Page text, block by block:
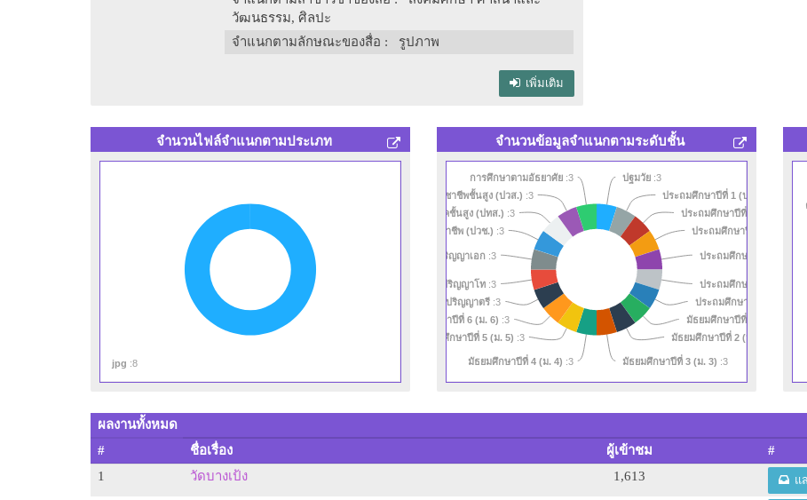
วัฒนธรรม, ศิลปะ
จำแนกตามลักษณะของสื่อ : รูปภาพ
เพิ่มเติม
จำนวนไฟล์จำแนกตามประเภท
jpg :8
จำนวนข้อมูลจำแนกตามระดับชั้น
ปฐมวัย :3
ประถมศึกษาปีที่ 1 (ป. 1)
ประถมศึกษาปีที่ 2 (ป. 2)
ประถมศึกษาปีที่ 3 (ป. 3)
ประถมศึกษาปีที่ 4 (ป. 4)
ประถมศึกษาปีที่ 5 (ป. 5)
ประถมศึกษาปีที่ 6 (ป. 6)
มัธยมศึกษาปีที่ 1 (ม. 1)
มัธยมศึกษาปีที่ 2 (ม. 2)
มัธยมศึกษาปีที่ 3 (ม. 3) :3
มัธยมศึกษาปีที่ 4 (ม. 4) :3
มัธยมศึกษาปีที่ 5 (ม. 5) :3
มัธยมศึกษาปีที่ 6 (ม. 6) :3
ปริญญาตรี :3
ปริญญาโท :3
ปริญญาเอก :3
ประกาศนียบัตรวิชาชีพ (ปวช.) :3
ประกาศนียบัตรครูเทคนิคชั้นสูง (ปทส.) :3
ประกาศนียบัตรวิชาชีพชั้นสูง (ปวส.) :3
การศึกษาตามอัธยาศัย :3
ผลงานทั้งหมด
#
ชื่อเรื่อง ผู้เข้าชม
#
1
วัดบางเป้ง 1,613 แ